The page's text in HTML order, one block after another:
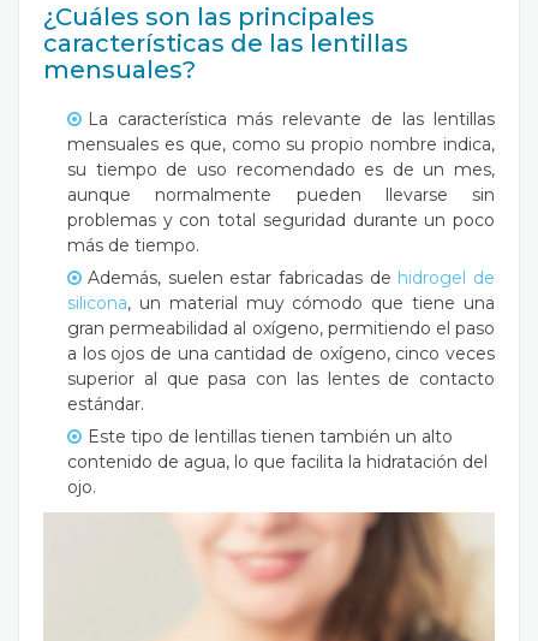
¿Cuáles son las principales
características de las lentillas
mensuales?
La característica más relevante de las lentillas
mensuales es que, como su propio nombre indica,
su tiempo de uso recomendado es de un mes,
aunque normalmente pueden llevarse sin
problemas y con total seguridad durante un poco
más de tiempo.
Además, suelen estar fabricadas de hidrogel de
silicona, un material muy cómodo que tiene una
gran permeabilidad al oxígeno, permitiendo el paso
a los ojos de una cantidad de oxígeno, cinco veces
superior al que pasa con las lentes de contacto
estándar.
Este tipo de lentillas tienen también un alto
contenido de agua, lo que facilita la hidratación del
ojo.